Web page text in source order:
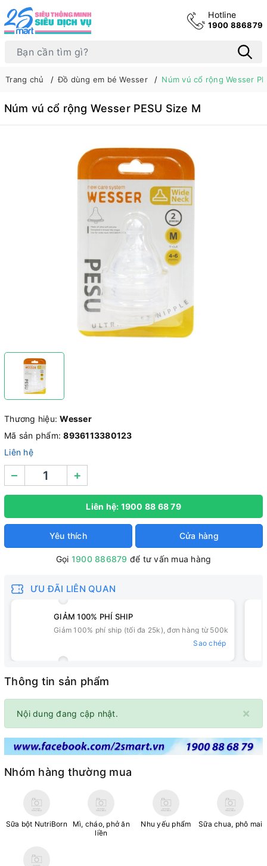
Hotline
1900 886879
Trang chủ Đồ dùng em bé Wesser Núm vú cổ rộng Wesser
Núm vú cổ rộng Wesser PESU Size M
Thương hiệu:Wesser
Mã sản phẩm:8936113380123
Liên hệ
– +
Liên hệ: 1900 88 68 79
Yêu thích Cửa hàng
Gọi 1900 886879 để tư vấn mua hàng
ƯU ĐÃI LIÊN QUAN
GIẢM 100% PHÍ SHIP
Giảm 100% phí ship (tối đa 25k), đơn hàng từ 500k
Sao chép
Thông tin sản phẩm
×
Nội dung đang cập nhật.
Nhóm hàng thường mua
Sữa bột NutriBorn
Mì, cháo, phở ăn
liền
Nhu yếu phẩm Sữa chua, phô mai